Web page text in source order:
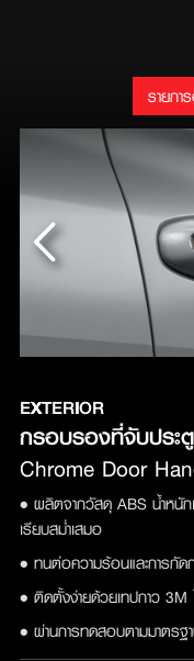
รายก
EXTERIOR
กรอบรองที่จับประ
Chrome Door
• ผลิตจากวัสดุ ABS น้ำหนัก
เรียบสม่ำเสมอ
• ทนต่อความร้อนและการกัด
• ติดตั้งง่ายด้วยเทปกาว 3M
• ผ่านการทดสอบตามมาตรฐ